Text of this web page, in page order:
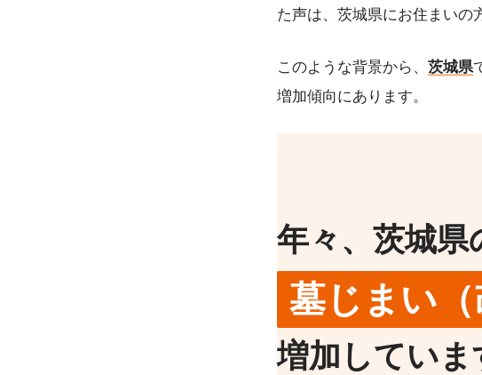
た声は、茨城県にお住まいの
このような背景から、 茨城県
増加傾向にあります。
年々、茨城県
墓じまい（
増加していま